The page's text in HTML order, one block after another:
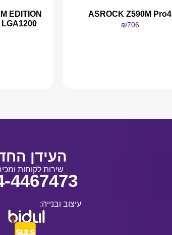
ASROCK Z590M Pro4
₪706
EDITION
LGA1200
העידן
שירות לקוחות
4467473
עיצוב ובנייה: